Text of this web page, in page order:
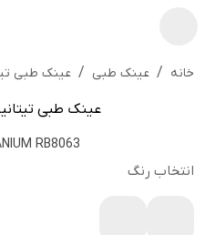
خانه / عینک طبی / عینک طبی
عینک طبی
RB8063
انتخاب رنگ